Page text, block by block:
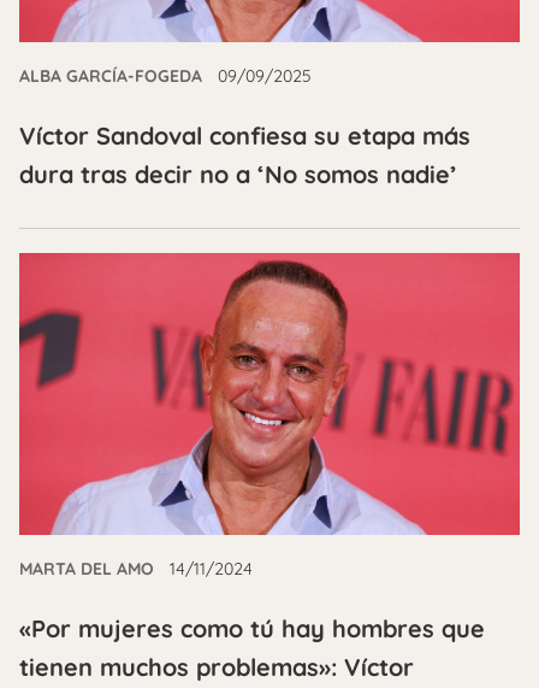
ALBA GARCÍA-FOGEDA 09/09/2025
Víctor Sandoval confiesa su etapa más
dura tras decir no a ‘No somos nadie’
MARTA DEL AMO 14/11/2024
«Por mujeres como tú hay hombres que
tienen muchos problemas»: Víctor